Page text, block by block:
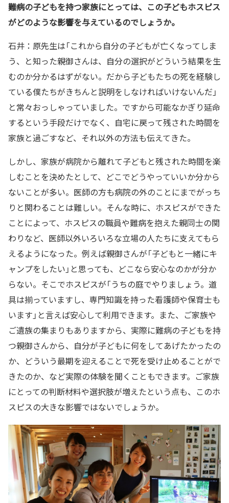
――難病の子どもを持つ家族にとっては、この子どもホスピス
がどのような影響を与えているのでしょうか。
石井：原先生は「これから自分の子どもが亡くなってしま
う、と知った親御さんは、自分の選択がどういう結果を生
むのか分かるはずがない。だから子どもたちの死を経験し
ている僕たちがきちんと説明をしなければいけないんだ」
と常々おっしゃっていました。ですから可能なかぎり延命
するという手段だけでなく、自宅に戻って残された時間を
家族と過ごすなど、それ以外の方法も伝えてきた。
しかし、家族が病院から離れて子どもと残された時間を楽
しむことを決めたとして、どこでどうやっていいか分から
ないことが多い。医師の方も病院の外のことにまでがっち
りと関わることは難しい。そんな時に、ホスピスができた
ことによって、ホスピスの職員や難病を抱えた親同士の関
わりなど、医師以外いろいろな立場の人たちに支えてもら
えるようになった。例えば親御さんが「子どもと一緒にキ
ャンプをしたい」と思っても、どこなら安心なのかが分か
らない。そこでホスピスが「うちの庭でやりましょう。道
具は揃っていますし、専門知識を持った看護師や保育士も
います」と言えば安心して利用できます。また、ご家族や
ご遺族の集まりもありますから、実際に難病の子どもを持
つ親御さんから、自分が子どもに何をしてあげたかったの
か、どういう最期を迎えることで死を受け止めることがで
きたのか、など実際の体験を聞くこともできます。ご家族
にとっての判断材料や選択肢が増えたという点も、このホ
スピスの大きな影響ではないでしょうか。